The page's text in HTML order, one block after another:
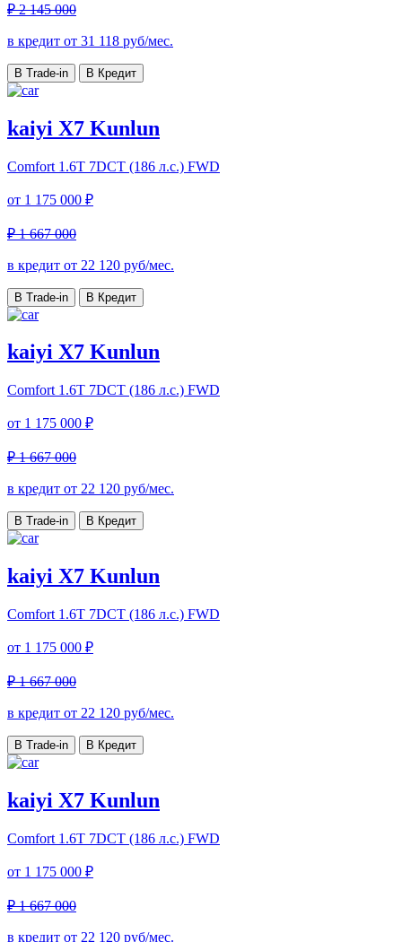
₽ 2 145 000
в кредит от 31 118 руб/мес.
В Trade-in В Кредит
kaiyi X7 Kunlun
Comfort 1.6T 7DCT (186 л.с.) FWD
от 1 175 000 ₽
₽ 1 667 000
в кредит от 22 120 руб/мес.
В Trade-in В Кредит
kaiyi X7 Kunlun
Comfort 1.6T 7DCT (186 л.с.) FWD
от 1 175 000 ₽
₽ 1 667 000
в кредит от 22 120 руб/мес.
В Trade-in В Кредит
kaiyi X7 Kunlun
Comfort 1.6T 7DCT (186 л.с.) FWD
от 1 175 000 ₽
₽ 1 667 000
в кредит от 22 120 руб/мес.
В Trade-in В Кредит
kaiyi X7 Kunlun
Comfort 1.6T 7DCT (186 л.с.) FWD
от 1 175 000 ₽
₽ 1 667 000
в кредит от 22 120 руб/мес.